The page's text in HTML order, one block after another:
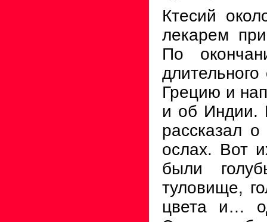
Ктесий
лекарем
По
Грецию и
и об Индии.
рассказал о
ослах. Вот
были
туловище,
цвета и…